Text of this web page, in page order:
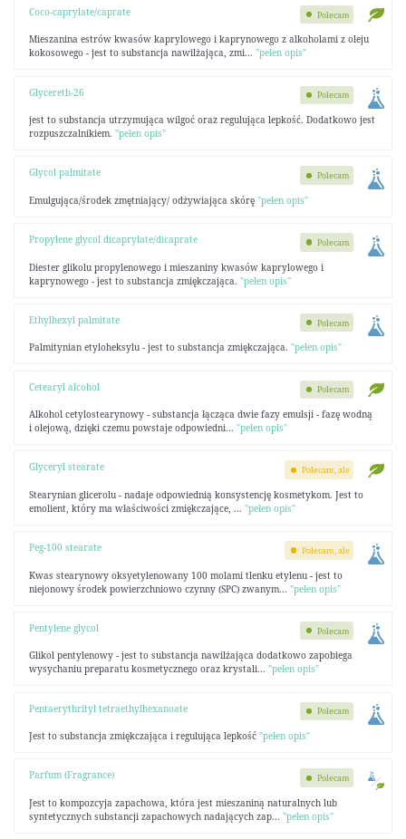
Coco-caprylate/caprate
Mieszanina estrów kwasów kaprylowego i kaprynowego z alkoholami z oleju
kokosowego - jest to substancja nawilżająca, zmi... "pełen opis"
Polecam
Glycereth-26
jest to substancja utrzymująca wilgoć oraz regulująca lepkość. Dodatkowo jest
rozpuszczalnikiem. "pełen opis"
Polecam
Glycol palmitate
Emulgująca/środek zmętniający/ odżywiająca skórę "pełen opis"
Polecam
Propylene glycol dicaprylate/dicaprate
Diester glikolu propylenowego i mieszaniny kwasów kaprylowego i
kaprynowego - jest to substancja zmiękczająca. "pełen opis"
Polecam
Ethylhexyl palmitate
Palmitynian etyloheksylu - jest to substancja zmiękczająca. "pełen opis"
Polecam
Cetearyl alcohol
Alkohol cetylostearynowy - substancja łącząca dwie fazy emulsji - fazę wodną
i olejową, dzięki czemu powstaje odpowiedni... "pełen opis"
Polecam
Glyceryl stearate
Stearynian glicerolu - nadaje odpowiednią konsystencję kosmetykom. Jest to
emolient, który ma właściwości zmiękczające, ... "pełen opis"
Polecam, ale
Peg-100 stearate
Kwas stearynowy oksyetylenowany 100 molami tlenku etylenu - jest to
niejonowy środek powierzchniowo czynny (SPC) zwanym... "pełen opis"
Polecam, ale
Pentylene glycol
Glikol pentylenowy - jest to substancja nawilżająca dodatkowo zapobiega
wysychaniu preparatu kosmetycznego oraz krystali... "pełen opis"
Polecam
Pentaerythrityl tetraethylhexanoate
Jest to substancja zmiękczająca i regulująca lepkość "pełen opis"
Polecam
Parfum (Fragrance)
Jest to kompozcyja zapachowa, która jest mieszaniną naturalnych lub
syntetycznych substancji zapachowych nadających zap... "pełen opis"
Polecam